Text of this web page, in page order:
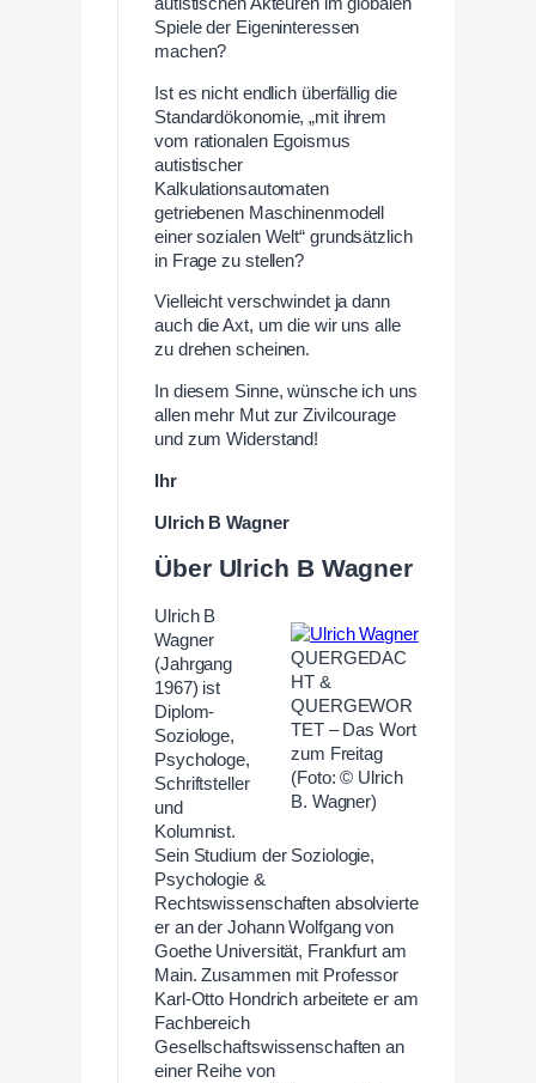
Spiele der Eigeninteressen
machen?
Ist es nicht endlich überfällig die
Standardökonomie, „mit ihrem
vom rationalen Egoismus
autistischer
Kalkulationsautomaten
getriebenen Maschinenmodell
einer sozialen Welt“ grundsätzlich
in Frage zu stellen?
Vielleicht verschwindet ja dann
auch die Axt, um die wir uns alle
zu drehen scheinen.
In diesem Sinne, wünsche ich uns
allen mehr Mut zur Zivilcourage
und zum Widerstand!
Ihr
Ulrich B Wagner
Über Ulrich B Wagner
QUERGEDAC
HT &
QUERGEWOR
TET – Das Wort
zum Freitag
(Foto: © Ulrich
B. Wagner)
Ulrich B
Wagner
(Jahrgang
1967) ist
Diplom-
Soziologe,
Psychologe,
Schriftsteller
und
Kolumnist.
Sein Studium der Soziologie,
Psychologie &
Rechtswissenschaften absolvierte
er an der Johann Wolfgang von
Goethe Universität, Frankfurt am
Main. Zusammen mit Professor
Karl-Otto Hondrich arbeitete er am
Fachbereich
Gesellschaftswissenschaften an
einer Reihe von